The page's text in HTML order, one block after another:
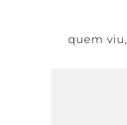
quem viu,